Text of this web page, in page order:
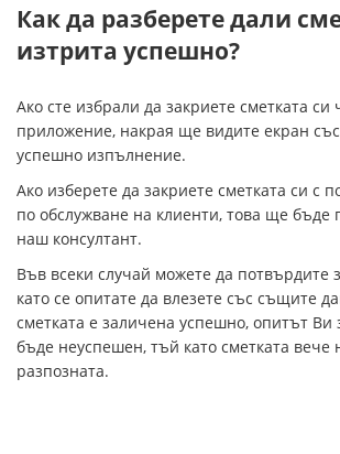
Как да разберете дали
изтрита успешно?
Ако сте избрали да закриете сметката
приложение, накрая ще видите екран
успешно изпълнение.
Ако изберете да закриете сметката си с
по обслужване на клиенти, това ще бъде
наш консултант.
Във всеки случай можете да потвърдите
като се опитате да влезете със същите
сметката е заличена успешно, опитът Ви
бъде неуспешен, тъй като сметката вече
разпозната.